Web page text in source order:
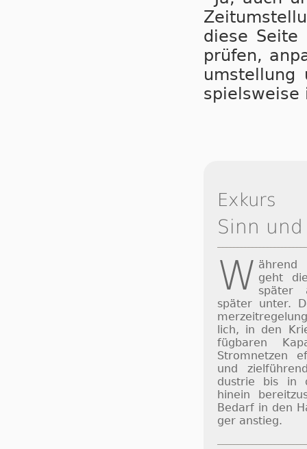
die­se Sei­te
prü­fen,
um­stel­lung
spiels­wei­se
Exkurs
Sinn
W ährend
geht
später
später unter.
lich, in den
füg­ba­ren
Strom­net­zen
und
dus­trie bis in
hinein
Be­darf in den
ger an­stieg.